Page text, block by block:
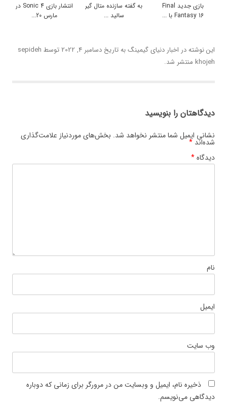
بازی جدید Final
Fantasy 16 با ...
به گفته سازنده متال گیر
سالید ...
انتشار بازی Sonic 4 در
مارس 20...
این نوشته در اخبار دنیای گیمینگبه تاریخ دسامبر 4, 2022 توسط sepideh
khojeh منتشر شد.
دیدگاهتان را بنویسید
نشانی ایمیل شما منتشر نخواهد شد. بخش‌های موردنیاز علامت‌گذاری
شده‌اند*
دیدگاه*
نام
ایمیل
وب‌ سایت
ذخیره نام، ایمیل و وبسایت من در مرورگر برای زمانی که دوباره
دیدگاهی می‌نویسم.